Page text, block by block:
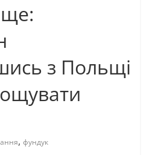
з Польщі
, фундук